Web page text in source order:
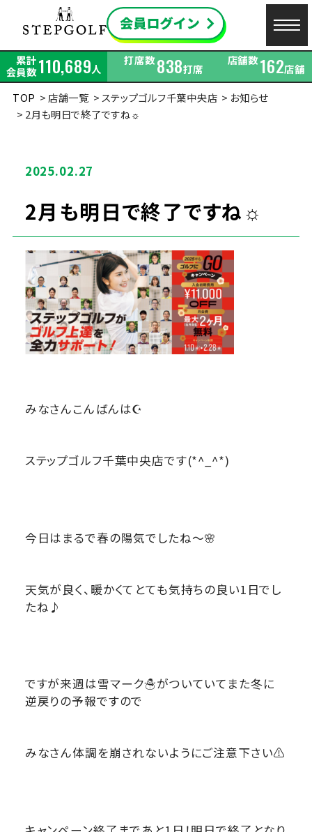
累計
会員数110,689人
打席数838打席
店舗数162店舗
TOP
店舗一覧 ステップゴルフ千葉中央店
お知らせ
2月も明日で終了ですね☼
2025.02.27
2月も明日で終了ですね☼
みなさんこんばんは☪
ステップゴルフ千葉中央店です(*^_^*)
今日はまるで春の陽気でしたね～🌸
天気が良く、暖かくてとても気持ちの良い1日でし
たね♪
ですが来週は雪マーク☃がついていてまた冬に
逆戻りの予報ですので
みなさん体調を崩されないようにご注意下さい⚠